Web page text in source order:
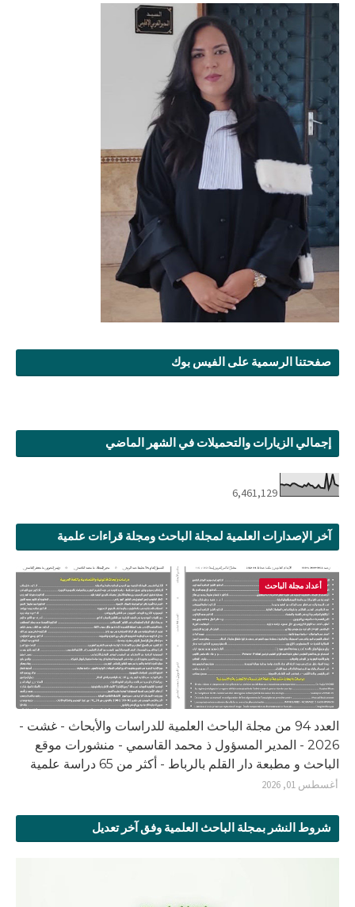
صفحتنا الرسمية على الفيس بوك
إجمالي الزيارات والتحميلات في الشهر الماضي
6,461,129
آخر الإصدارات العلمية لمجلة الباحث ومجلة قراءات علمية
أعداد مجلة الباحث
العدد 94 من مجلة الباحث العلمية للدراسات والأبحاث - غشت -
2026 - المدير المسؤول ذ محمد القاسمي - منشورات موقع
الباحث و مطبعة دار القلم بالرباط - أكثر من 65 دراسة علمية
أغسطس 01, 2026
شروط النشر بمجلة الباحث العلمية وفق آخر تعديل